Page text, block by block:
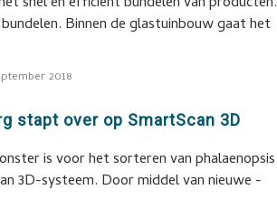
Binnen de glastuinbouw gaat het
2018
stapt over op SmartScan 3D
is voor het sorteren van phalaenopsis
3D-systeem. Door middel van nieuwe -